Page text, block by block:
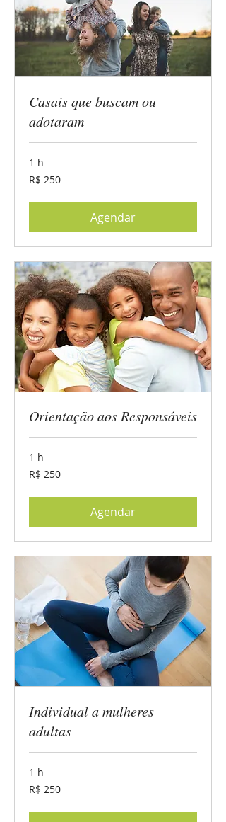
Casais que buscam ou
adotaram
1 h
250
Reais
R$ 250
Agendar
Orientação aos Responsáveis
1 h
250
Reais
R$ 250
Agendar
Individual a mulheres
adultas
1 h
250
Reais
R$ 250